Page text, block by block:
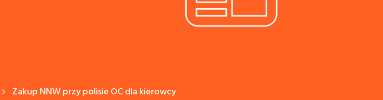
Zakup NNW przy polisie OC dla kierowcy